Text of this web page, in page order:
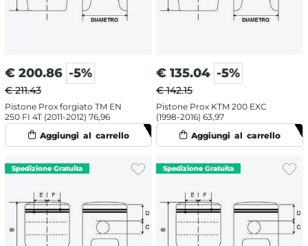
€ 200.86 -5%
€ 211.43
Pistone Prox forgiato TM EN
250 FI 4T (2011-2012) 76,96
€ 135.04 -5%
€ 142.15
Pistone Prox KTM 200 EXC
(1998-2016) 63,97